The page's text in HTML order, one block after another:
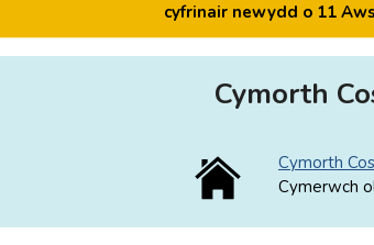
cyfrinair newydd o 11
Cymorth
Cymorth
Cymerwch